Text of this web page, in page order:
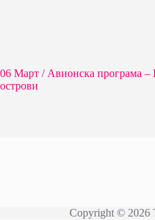
06 Март / Aвионска програма –
острови
Copyright © 2026